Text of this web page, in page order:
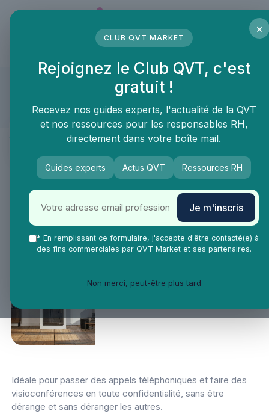
WORK WITH ISLAND
Compte approuvé
Présentation
Produits & services
FAQ
Island SOLO
Aménagement des espaces de travail>Solutions
acoustiques>Cabine acoustique
Idéale pour passer des appels téléphoniques et faire des
visioconférences en toute confidentialité, sans être
dérange et sans déranger les autres.
×
CLUB QVT MARKET
Rejoignez le Club QVT, c'est
gratuit !
Recevez nos guides experts, l'actualité de la QVT
et nos ressources pour les responsables RH,
directement dans votre boîte mail.
Guides experts Actus QVT Ressources RH
Je m'inscris
* En remplissant ce formulaire, j'accepte d'être contacté(e) à
des fins commerciales par QVT Market et ses partenaires.
Non merci, peut-être plus tard
Panneau de gestion des cookies